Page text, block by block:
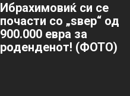
Ибрахимовиќ си се
почасти со „ѕвер“ од
900.000 евра за
роденденот! (ФОТО)